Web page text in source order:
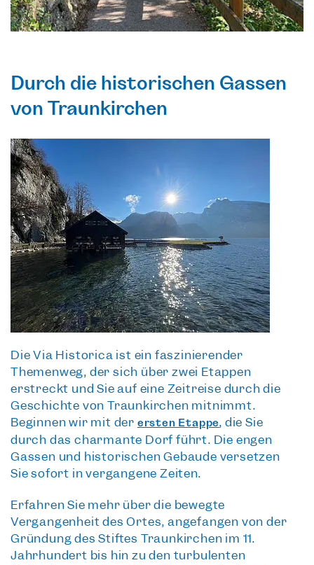
Durch die historischen Gassen
von Traunkirchen
DieVia Historica ist ein faszinierender
Themenweg, der sich über zwei Etappen
erstreckt und Sie auf eine Zeitreise durch die
Geschichte von Traunkirchen mitnimmt.
Beginnen wir mit der ersten Etappe, die Sie
durch das charmante Dorf führt. Die engen
Gassen und historischen Gebäude versetzen
Sie sofort in vergangene Zeiten.
Erfahren Sie mehr über die bewegte
Vergangenheitdes Ortes, angefangen von der
Gründung des Stiftes Traunkirchen im 11.
Jahrhundert bis hin zu den turbulenten